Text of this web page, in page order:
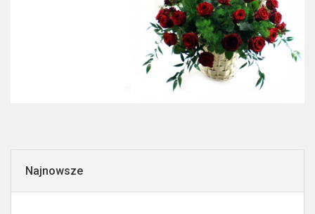
Najnowsze